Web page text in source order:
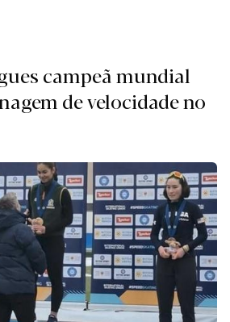
campeã mundial
de velocidade no